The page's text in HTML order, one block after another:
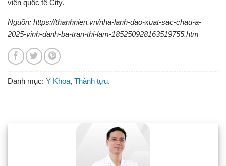
viện quốc tế City.
Nguồn: https://thanhnien.vn/nha-lanh-dao-xuat-sac-chau-a-
2025-vinh-danh-ba-tran-thi-lam-185250928163519755.htm
Danh mục: Y Khoa, Thành tựu.